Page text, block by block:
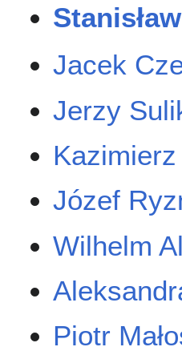
Jacek
Jerzy
Józef
Wilhelm
Piotr